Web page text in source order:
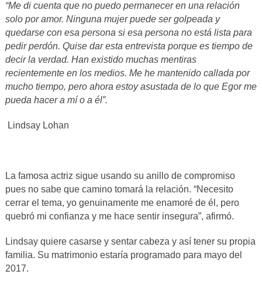
“Me di cuenta que no puedo permanecer en una relación
solo por amor. Ninguna mujer puede ser golpeada y
quedarse con esa persona si esa persona no está lista para
pedir perdón. Quise dar esta entrevista porque es tiempo de
decir la verdad. Han existido muchas mentiras
recientemente en los medios. Me he mantenido callada por
mucho tiempo, pero ahora estoy asustada de lo que Egor me
pueda hacer a mí o a él”.
Lindsay Lohan
La famosa actriz sigue usando su anillo de compromiso
pues no sabe que camino tomará la relación. “Necesito
cerrar el tema, yo genuinamente me enamoré de él, pero
quebró mi confianza y me hace sentir insegura”, afirmó.
Lindsay quiere casarse y sentar cabeza y así tener su propia
familia. Su matrimonio estaría programado para mayo del
2017.